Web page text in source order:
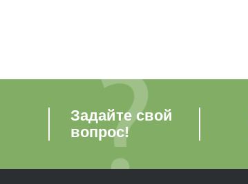
Задайте свой
вопрос!